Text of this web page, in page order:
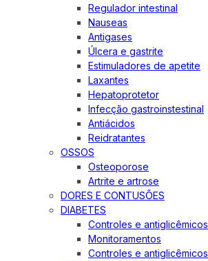
Regulador intestinal
Nauseas
Antigases
Úlcera e gastrite
Estimuladores de apetite
Laxantes
Hepatoprotetor
Infecção gastroinstestinal
Antiácidos
Reidratantes
OSSOS
Osteoporose
Artrite e artrose
DORES E CONTUSÕES
DIABETES
Controles e antiglicêmicos
Monitoramentos
Controles e antiglicêmicos